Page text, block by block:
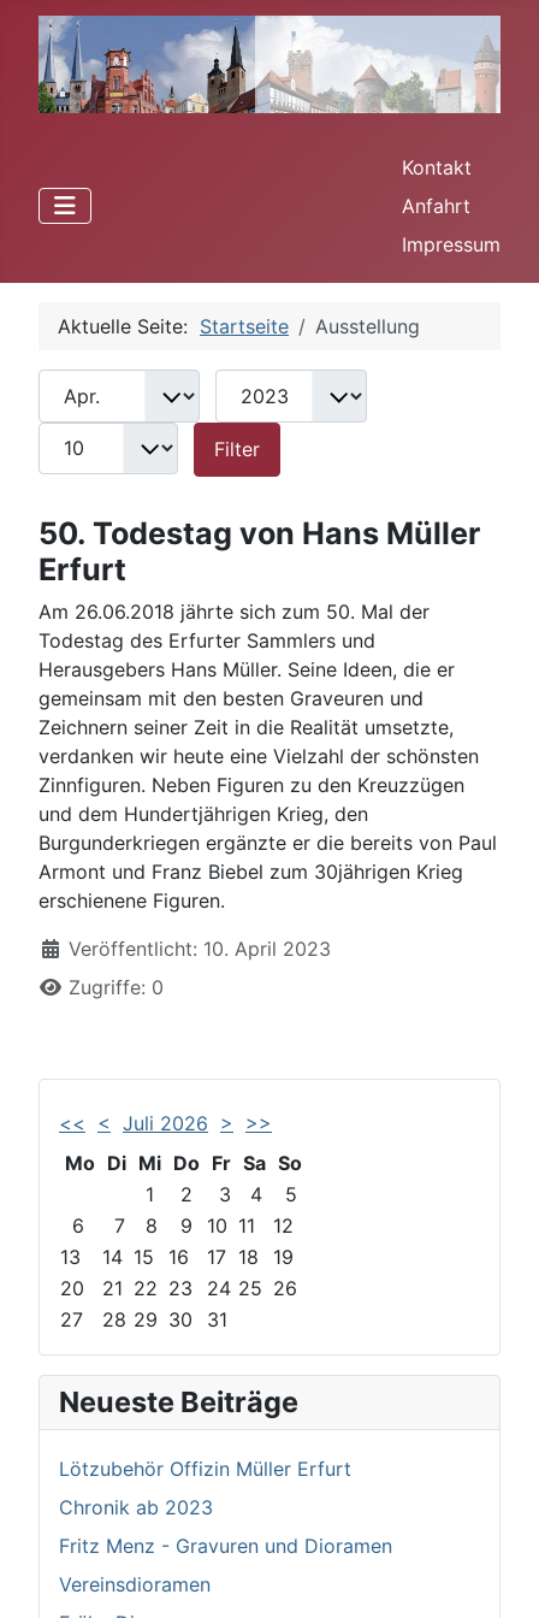
Kontakt
Anfahrt
Impressum
Aktuelle Seite: Startseite Ausstellung
Filter
Monat Jahr
Filter
50. Todestag von Hans Müller
Erfurt
Am 26.06.2018 jährte sich zum 50. Mal der
Todestag des Erfurter Sammlers und
Herausgebers Hans Müller. Seine Ideen, die er
gemeinsam mit den besten Graveuren und
Zeichnern seiner Zeit in die Realität umsetzte,
verdanken wir heute eine Vielzahl der schönsten
Zinnfiguren. Neben Figuren zu den Kreuzzügen
und dem Hundertjährigen Krieg, den
Burgunderkriegen ergänzte er die bereits von Paul
Armont und Franz Biebel zum 30jährigen Krieg
erschienene Figuren.
Details
Veröffentlicht: 10. April 2023
Zugriffe: 0
<< < Juli 2026 >
>>
Mo Di Mi Do Fr Sa So
1
2 3 4
5
6
7 8 9 10 11
12
13
14 15 16 17 18
19
20
21 22 23 24 25 26
27
28 29 30 31
Neueste Beiträge
Lötzubehör Offizin Müller Erfurt
Chronik ab 2023
Fritz Menz - Gravuren und Dioramen
Vereinsdioramen